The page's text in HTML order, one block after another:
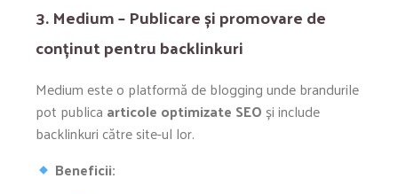
3. Medium – Publicare și promovare de
conținut pentru backlinkuri
Medium este o platformă de blogging unde brandurile
pot publica articole optimizate SEOși include
backlinkuri către site-ul lor.
Beneficii: